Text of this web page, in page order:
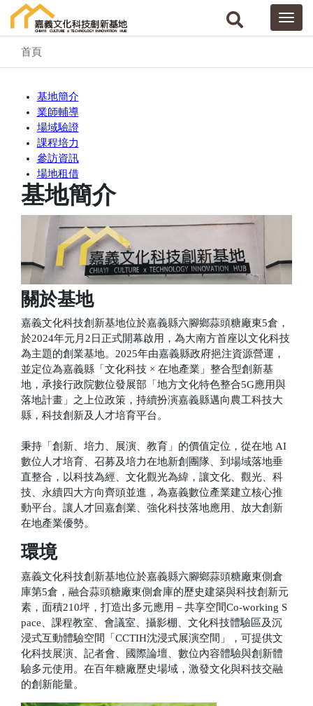
首頁
基地簡介
業師輔導
場域驗證
課程培力
參訪資訊
場地租借
基地簡介
關於基地
嘉義文化科技創新基地位於嘉義縣六腳鄉蒜頭糖廠東5倉，
於2024年元月2日正式開幕啟用，為大南方首座以文化科技
為主題的創業基地。2025年由嘉義縣政府挹注資源營運，
並定位為嘉義縣「文化科技 × 在地產業」整合型創新基
地，承接行政院數位發展部「地方文化特色整合5G應用與
落地計畫」之上位政策，持續扮演嘉義縣邁向農工科技大
縣，科技創新及人才培育平台。
秉持「創新、培力、展演、教育」的價值定位，從在地 AI
數位人才培育、召募及培力在地新創團隊、到場域落地垂
直整合，以科技為經、文化觀光為緯，讓文化、觀光、科
技、永續四大方向齊頭並進，為嘉義數位產業建立核心推
動平台。讓人才回嘉創業、強化科技落地應用、放大創新
在地產業優勢。
環境
嘉義文化科技創新基地位於嘉義縣六腳鄉蒜頭糖廠東側倉
庫第5倉，融合蒜頭糖廠東側倉庫的歷史建築與科技創新元
素，面積210坪，打造出多元應用－共享空間Co-working S
pace、課程教室、會議室、攝影棚、文化科技體驗區及沉
浸式互動體驗空間「CCTIH沈浸式展演空間」，可提供文
化科技展演、記者會、國際論壇、數位內容體驗與創新體
驗多元使用。在百年糖廠歷史場域，激發文化與科技交融
的創新能量。